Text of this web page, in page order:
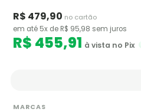
R$ 479,90 no cartão
em até 5x de R$ 95,98 sem juros
R$ 455,91 à vista no Pix
MARCAS